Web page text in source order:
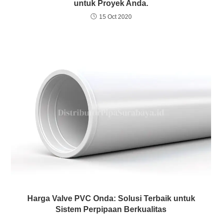
untuk Proyek Anda.
15 Oct 2020
Harga Valve PVC Onda: Solusi Terbaik untuk
Sistem Perpipaan Berkualitas